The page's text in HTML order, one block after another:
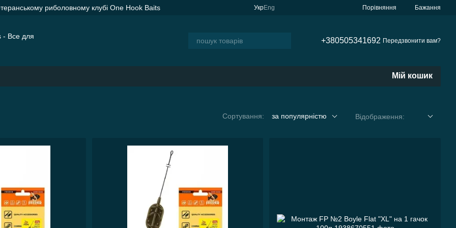
риболовному клубі One Hook Baits
УкрEng Порівняння Бажання
+380505341692 Передзвонити вам?
Мій кошик
Сортування: за популярністю Відображення: